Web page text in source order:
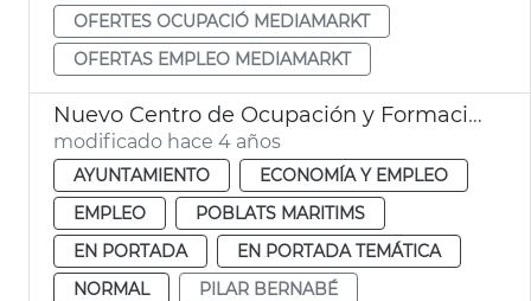
OFERTES OCUPACIÓ MEDIAMARKT
OFERTAS EMPLEO MEDIAMARKT
Nuevo Centro de Ocupación y Formación Cabanyal-Canyamelar
modificado hace 4 años
AYUNTAMIENTO
ECONOMÍA Y EMPLEO
EMPLEO
POBLATS MARITIMS
EN PORTADA
EN PORTADA TEMÁTICA
NORMAL
PILAR BERNABÉ